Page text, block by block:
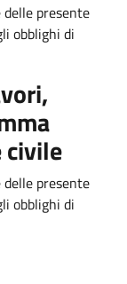
presente
obblighi di
civile
presente
obblighi di